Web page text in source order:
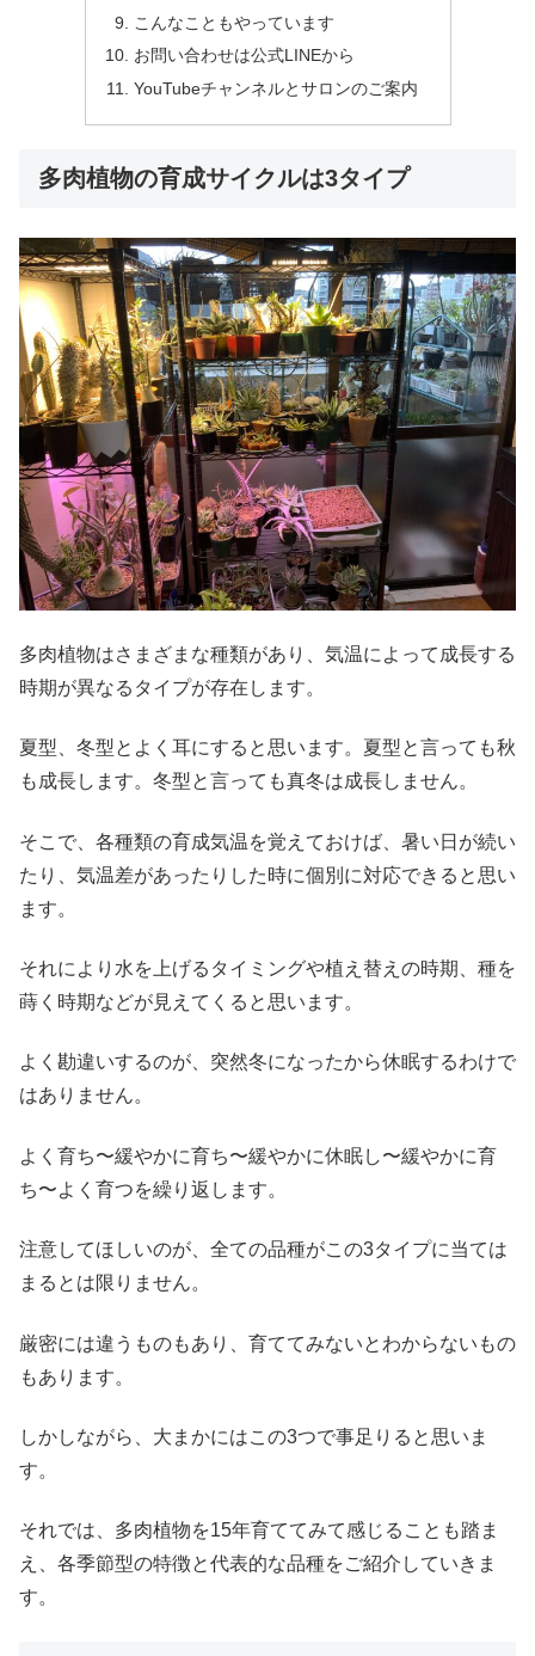
こんなこともやっています
お問い合わせは公式LINEから
YouTubeチャンネルとサロンのご案内
多肉植物の育成サイクルは3タイプ
多肉植物はさまざまな種類があり、気温によって成長する
時期が異なるタイプが存在します。
夏型、冬型とよく耳にすると思います。夏型と言っても秋
も成長します。冬型と言っても真冬は成長しません。
そこで、各種類の育成気温を覚えておけば、暑い日が続い
たり、気温差があったりした時に個別に対応できると思い
ます。
それにより水を上げるタイミングや植え替えの時期、種を
蒔く時期などが見えてくると思います。
よく勘違いするのが、突然冬になったから休眠するわけで
はありません。
よく育ち〜緩やかに育ち〜緩やかに休眠し〜緩やかに育
ち〜よく育つを繰り返します。
注意してほしいのが、全ての品種がこの3タイプに当ては
まるとは限りません。
厳密には違うものもあり、育ててみないとわからないもの
もあります。
しかしながら、大まかにはこの3つで事足りると思いま
す。
それでは、多肉植物を15年育ててみて感じることも踏ま
え、各季節型の特徴と代表的な品種をご紹介していきま
す。